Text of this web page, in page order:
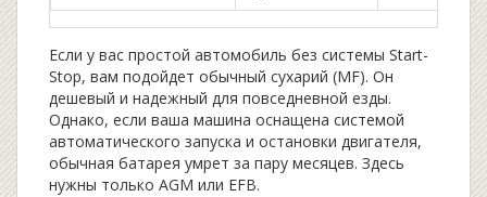
Если у вас простой автомобиль без системы Start-
Stop, вам подойдет обычный сухарий (MF). Он
дешевый и надежный для повседневной езды.
Однако, если ваша машина оснащена системой
автоматического запуска и остановки двигателя,
обычная батарея умрет за пару месяцев. Здесь
нужны только AGM или EFB.